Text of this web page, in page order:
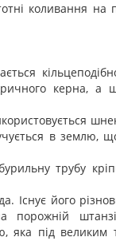
коливання на
керна, а
в землю,
трубу
Існує його
порожній
яка під великим